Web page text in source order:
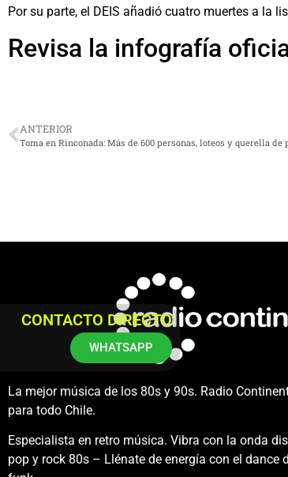
Por su parte, el DEIS añadió cuatro muertes a la
Revisa la infografía
ANTERIOR
Toma en Rinconada: Más de 600 personas, loteos y querella
La mejor música de los 80s y 90s. Radio
para todo Chile.
Especialista en retro música. Vibra con la onda
pop y rock 80s – Llénate de energía con el dance
CONTACTO DIRECTO
WHATSAPP